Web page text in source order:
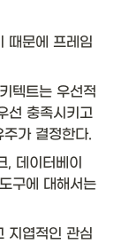
때문에 프레임
텍트는 우선적
선 충족시키고
가 결정한다.
, 데이터베이
구에 대해서는
지엽적인 관심